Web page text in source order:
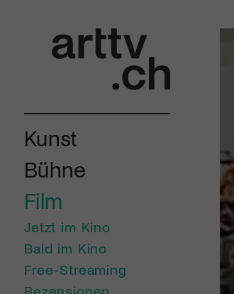
Kunst
Bühne
Film
Jetzt im Kino
Bald im Kino
Free-Streaming